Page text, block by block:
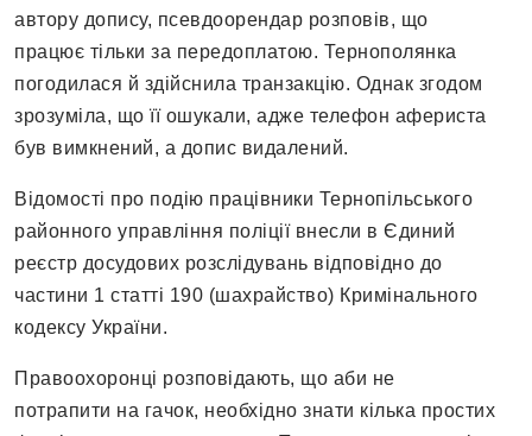
автору допису, псевдоорендар розповів, що
працює тільки за передоплатою. Тернополянка
погодилася й здійснила транзакцію. Однак згодом
зрозуміла, що її ошукали, адже телефон афериста
був вимкнений, а допис видалений.
Відомості про подію працівники Тернопільського
районного управління поліції внесли в Єдиний
реєстр досудових розслідувань відповідно до
частини 1 статті 190 (шахрайство) Кримінального
кодексу України.
Правоохоронці розповідають, що аби не
потрапити на гачок, необхідно знати кілька простих